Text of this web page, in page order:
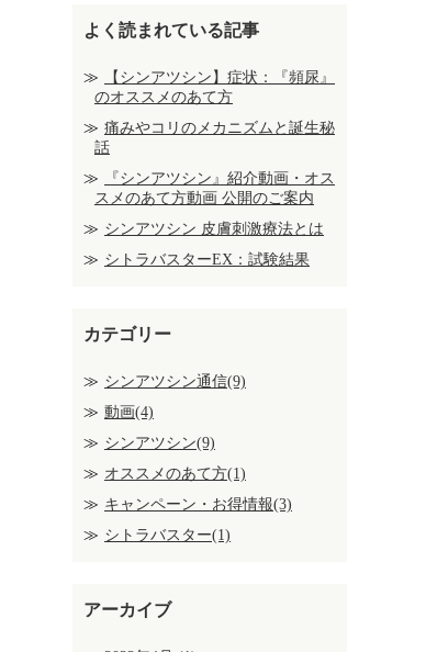
よく読まれている記事
【シンアツシン】症状：『頻尿』
のオススメのあて方
痛みやコリのメカニズムと誕生秘
話
『シンアツシン』紹介動画・オス
スメのあて方動画 公開のご案内
シンアツシン 皮膚刺激療法とは
シトラバスターEX：試験結果
カテゴリー
シンアツシン通信(9)
動画(4)
シンアツシン(9)
オススメのあて方(1)
キャンペーン・お得情報(3)
シトラバスター(1)
アーカイブ